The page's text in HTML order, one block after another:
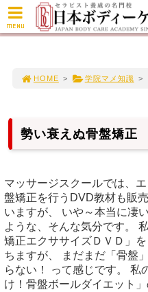
HOME > 学院マメ知識 >
勢い衰えぬ骨盤矯正
マッサージスクールでは、
盤矯正を行うDVD教材も販
いますが、 いや～本当に凄
ような、そんな気分です。
矯正エクササイズＤＶＤ」
ちますが、 まだまだ「骨盤
らない！ って感じです。 私
け！骨盤ボールダイエット
MENU